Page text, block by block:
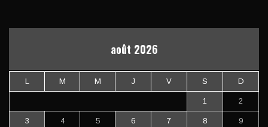
août 2026
L M M J V S D
1 2
3 4 5 6 7 8 9